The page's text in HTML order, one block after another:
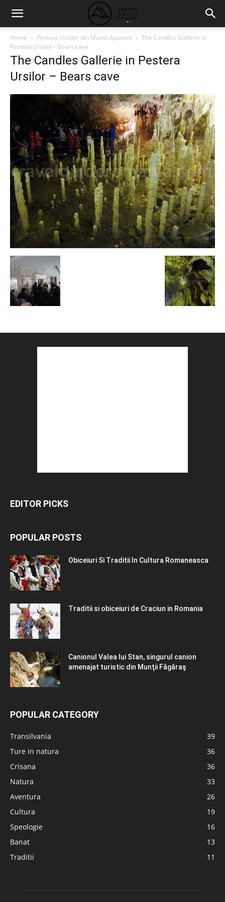
Home Pestera Ursilor din Muntii Apuseni
The Candles Gallerie in
Pestera Ursilor - Bears cave
The Candles Gallerie in Pestera
Ursilor – Bears cave
EDITOR PICKS
POPULAR POSTS
Obiceiuri Si Traditii In Cultura Romaneasca
Traditii si obiceiuri de Craciun in Romania
Canionul Valea lui Stan, singurul canion
amenajat turistic din Munţii Făgăraş
POPULAR CATEGORY
Transilvania
39
Ture in natura
36
Crisana
36
Natura
33
Aventura
26
Cultura
19
Speologie
16
Banat
13
Traditii
11